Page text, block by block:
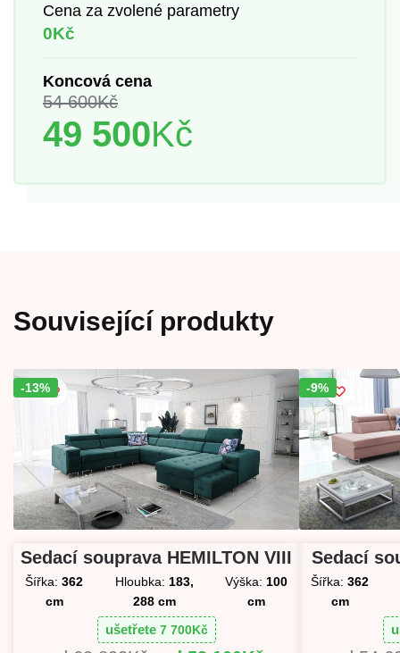
Cena za zvolené parametry
0Kč
Koncová cena
54 600Kč
49 500Kč
Související produkty
Sleva!
-13%
Sedací souprava HEMILTON VIII
Šířka: 362
cm
Hloubka: 183,
288 cm
Výška: 100
cm
ušetřete 7 700Kč
Sleva!
-9%
Sedací
Šířka: 362
cm